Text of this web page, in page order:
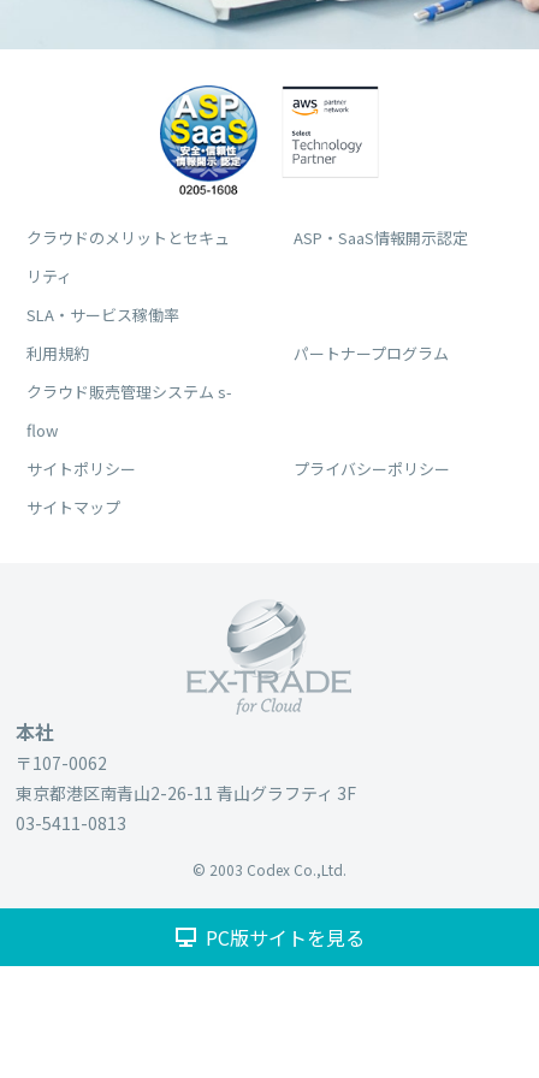
クラウドのメリットとセキュ
リティ
ASP・SaaS情報開示認定
SLA・サービス稼働率
利用規約
パートナープログラム
クラウド販売管理システム s-
flow
サイトポリシー
プライバシーポリシー
サイトマップ
本社
〒107-0062
東京都港区南⻘山2-26-11 ⻘山グラフティ 3F
03-5411-0813
© 2003 Codex Co.,Ltd.
PC版サイトを見る